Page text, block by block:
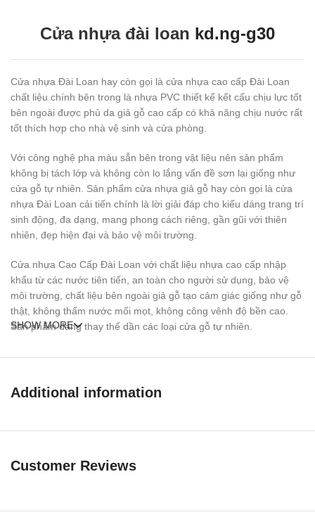
Cửa nhựa đài loan kd.ng-g30
Cửa nhựa Đài Loan hay còn gọi là cửa nhựa cao cấp Đài Loan
chất liệu chính bên trong là nhựa PVC thiết kế kết cấu chịu lực tốt
bên ngoài được phủ da giả gỗ cao cấp có khả năng chịu nước rất
tốt thích hợp cho nhà vệ sinh và cửa phòng.
Với công nghệ pha màu sẳn bên trong vật liệu nên sản phẩm
không bị tách lớp và không còn lo lắng vấn đề sơn lại giống như
cửa gỗ tự nhiên. Sản phẩm cửa nhựa giả gỗ hay còn gọi là cửa
nhựa Đài Loan cải tiến chính là lời giải đáp cho kiểu dáng trang trí
sinh động, đa dạng, mang phong cách riêng, gần gũi với thiên
nhiên, đẹp hiện đại và bảo vệ môi trường.
Cửa nhựa Cao Cấp Đài Loan với chất liệu nhựa cao cấp nhập
khẩu từ các nước tiên tiến, an toàn cho người sử dụng, bảo vệ
môi trường, chất liệu bên ngoài giả gỗ tạo cảm giác giống như gỗ
thật, không thấm nước mối mọt, không công vênh độ bền cao.
Sản phẩm đang thay thế dần các loại cửa gỗ tự nhiên.
Ưu điểm củaCửa nhựa đài loan
kd.ng-g30
Chịu nước, chịu ẩm và các chất thải nên có độ bền cao.
SHOW MORE
Additional information
Customer Reviews